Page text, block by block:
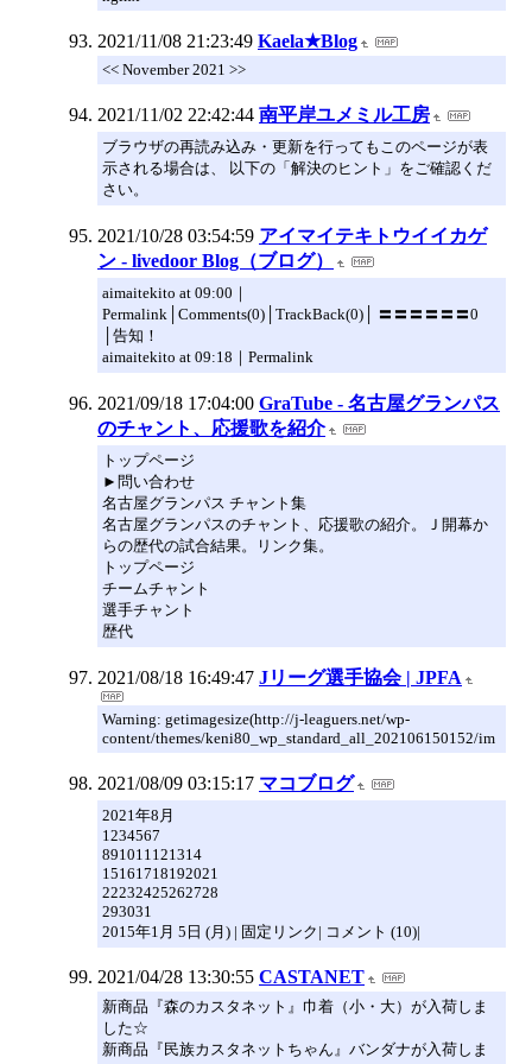
2021/11/08 21:23:49 Kaela★Blog
<< November 2021 >>
2021/11/02 22:42:44 南平岸ユメミル工房
ブラウザの再読み込み・更新を行ってもこのページが表
示される場合は、 以下の「解決のヒント」をご確認くだ
さい。
2021/10/28 03:54:59 アイマイテキトウイイカゲ
ン - livedoor Blog（ブログ）
aimaitekito at 09:00｜
Permalink│Comments(0)│TrackBack(0)│ 〓〓〓〓〓〓0
│告知！
aimaitekito at 09:18｜Permalink
2021/09/18 17:04:00 GraTube - 名古屋グランパス
のチャント、応援歌を紹介
トップページ
►問い合わせ
名古屋グランパス チャント集
名古屋グランパスのチャント、応援歌の紹介。Ｊ開幕か
らの歴代の試合結果。リンク集。
トップページ
チームチャント
選手チャント
歴代
2021/08/18 16:49:47 Jリーグ選手協会 | JPFA
Warning: getimagesize(http://j-leaguers.net/wp-
content/themes/keni80_wp_standard_all_202106150152/im
2021/08/09 03:15:17 マコブログ
2021年8月
1234567
891011121314
15161718192021
22232425262728
293031
2015年1月 5日 (月) | 固定リンク| コメント (10)|
2021/04/28 13:30:55 CASTANET
新商品『森のカスタネット』巾着（小・大）が入荷しま
した☆
新商品『民族カスタネットちゃん』バンダナが入荷しま